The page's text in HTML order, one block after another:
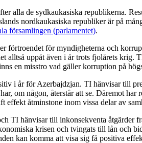
alla de sydkaukasiska republikerna.
nordkaukasiska republiker är på
församlingen (parlamentet).
förtroendet för myndigheterna och
alltså uppåt även i år trots fjolårets
en misstro vad gäller korruption på
i år för Azerbajdzjan. TI hänvisar till
om någon, återstår att se. Däremot
effekt åtminstone inom vissa delar av
TI hänvisar till inkonsekventa åtgärder
krisen och tvingats till lån och
kan komma att visa sig få positiva